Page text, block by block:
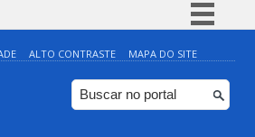
Simplifique!
Comunica BR
Participe
ALTO CONTRASTE MAPA DO SITE